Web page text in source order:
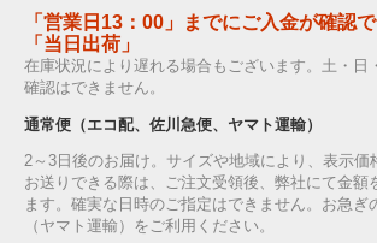
「営業日13：00」までにご入金が確認
「当日出荷」
在庫状況により遅れる場合もございます。土・日
確認はできません。
通常便（エコ配、佐川急便、ヤマト運輸）
2～3日後のお届け。サイズや地域により、表示価
お送りできる際は、ご注文受領後、弊社にて金額
ます。確実な日時のご指定はできません。お急ぎ
（ヤマト運輸）をご利用ください。